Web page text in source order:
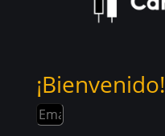
¡Bienvenido!